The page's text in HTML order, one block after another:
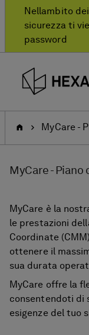
text.skipToContent
Nellambito
sicurezza ti
password
PaginaMyCare -
MyCare - Piano
MyCare è la
le prestazioni
Coordinate
ottenere il
sua durata
MyCare offre la
consentendoti di
esigenze del tuo